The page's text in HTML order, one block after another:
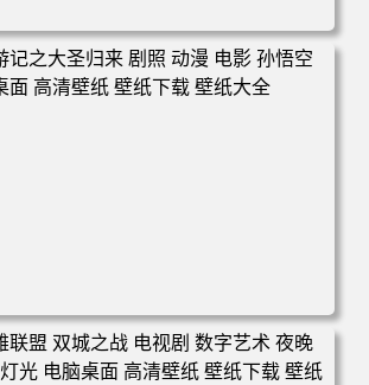
戏 角色 双城之战 英雄联盟 传奇 电视剧 动
壁纸 壁纸下载 壁纸大全
大圣归来 剧照 动漫 电影 孙悟空 大闹天
壁纸 壁纸下载 壁纸大全